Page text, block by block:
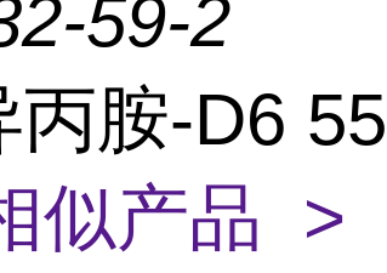
59-2
丙胺-D6
似产品 >